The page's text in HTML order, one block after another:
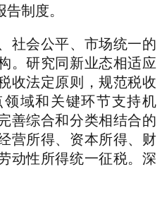
制度。
社会公平、市场统一的
。研究同新业态相适应
收法定原则，规范税收
域和关键环节支持机
善综合和分类相结合的
营所得、资本所得、财
动性所得统一征税。深